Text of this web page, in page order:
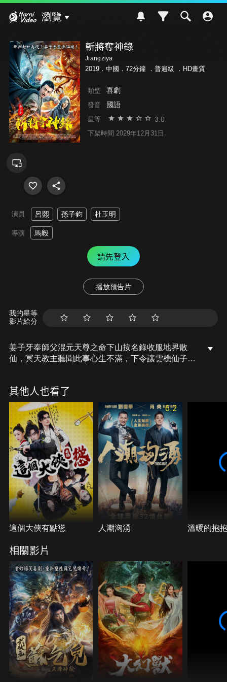
瀏覽
斬將奪神錄
Jiangziya
2019．中國．72分鐘 ． 普遍級 ．HD畫質
類型 喜劇
發音 國語
星等 3.0
下架時間 2029年12月31日
演員 呂熙 孫子鈞 杜玉明
導演 馬毅
請先登入
播放預告片
我的星等
影片給分
姜子牙奉師父混元天尊之命下山按名錄收服地界散
仙，冥天教主聽聞此事心生不滿，下令讓雲樵仙子到
不顧百姓安危，金靈本性善良，為了阻止這場人間災
難前去求助姜子牙…
其他人也看了
這個大俠有點慫
6.2
人潮洶湧 溫暖的抱
相關影片